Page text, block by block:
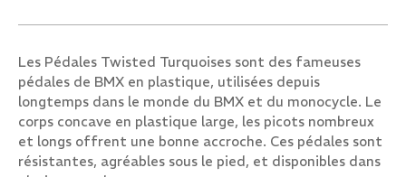
Les Pédales Twisted Turquoises sont des fameuses
pédales de BMX en plastique, utilisées depuis
longtemps dans le monde du BMX et du monocycle. Le
corps concave en plastique large, les picots nombreux
et longs offrent une bonne accroche. Ces pédales sont
résistantes, agréables sous le pied, et disponibles dans